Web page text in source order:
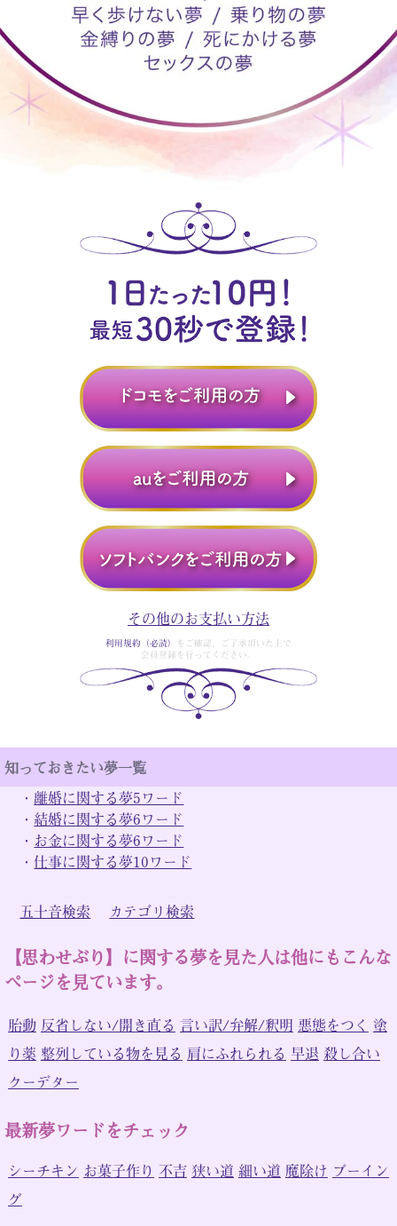
その他のお支払い方法
利用規約（必読）
をご確認、ご了承頂いた上で
会員登録を行ってください。
知っておきたい夢一覧
・ 離婚に関する夢5ワード
・ 結婚に関する夢6ワード
・ お金に関する夢6ワード
・仕事に関する夢10ワード
五十音検索 カテゴリ検索
【思わせぶり】に関する夢を見た人は他にもこんな
ページを見ています。
胎動 反省しない/開き直る 言い訳/弁解/釈明 悪態をつく 塗
り薬 整列している物を見る 肩にふれられる 早退 殺し合い
クーデター
最新夢ワードをチェック
シーチキン お菓子作り 不吉 狭い道 細い道 魔除け ブーイン
グ